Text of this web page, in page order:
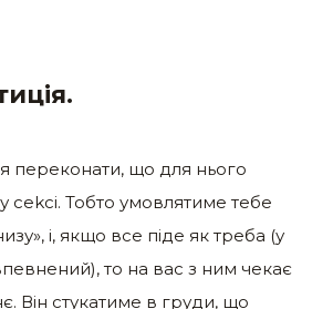
переконати, що для нього
сеkсі. Тобто умовлятиме тебе
і, якщо все піде як треба (у
то на вас з ним чекає
Він стукатиме в груди, що